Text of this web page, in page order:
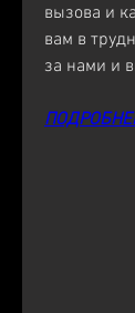
вызова и
вам в
за нами и